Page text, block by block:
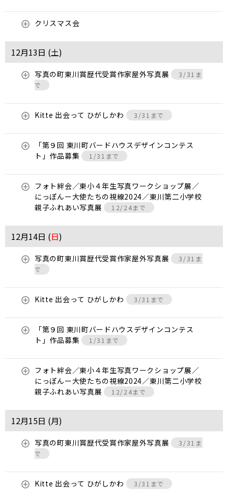
クリスマス会
12月13日 (土)
写真の町東川賞歴代受賞作家屋外写真展
3/31ま
で
Kitte 出会って ひがしかわ 3/31まで
「第９回 東川町バードハウスデザインコンテス
ト」作品募集
1/31まで
フォト絆会／東小４年生写真ワークショップ展／
にっぽんー大使たちの視線2024／東川第二小学校
親子ふれあい写真展
12/24まで
12月14日 (日)
写真の町東川賞歴代受賞作家屋外写真展
3/31ま
で
Kitte 出会って ひがしかわ 3/31まで
「第９回 東川町バードハウスデザインコンテス
ト」作品募集
1/31まで
フォト絆会／東小４年生写真ワークショップ展／
にっぽんー大使たちの視線2024／東川第二小学校
親子ふれあい写真展
12/24まで
12月15日 (月)
写真の町東川賞歴代受賞作家屋外写真展
3/31ま
で
Kitte 出会って ひがしかわ 3/31まで